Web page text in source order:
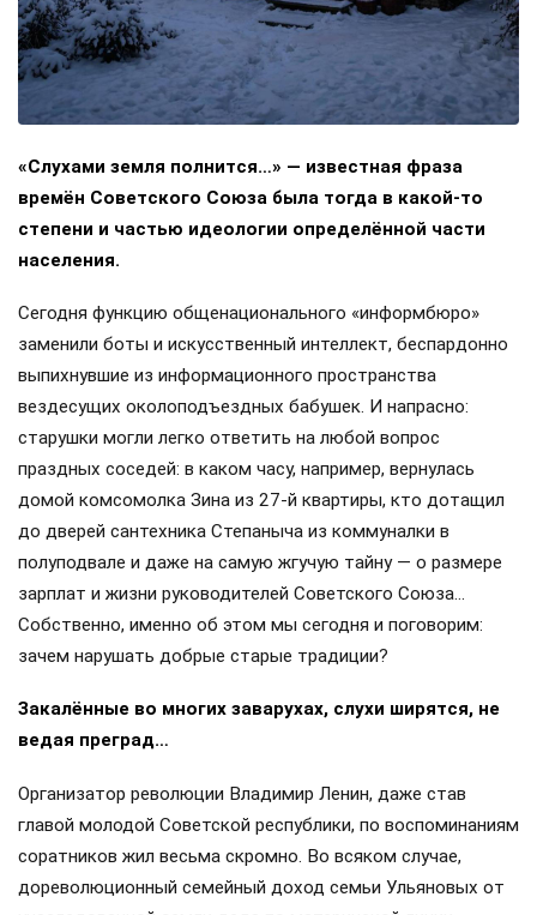
«Слухами земля полнится…» — известная фраза
времён Советского Союза была тогда в какой-то
степени и частью идеологии определённой части
населения.
Сегодня функцию общенационального «информбюро»
заменили боты и искусственный интеллект, беспардонно
выпихнувшие из информационного пространства
вездесущих околоподъездных бабушек. И напрасно:
старушки могли легко ответить на любой вопрос
праздных соседей: в каком часу, например, вернулась
домой комсомолка Зина из 27-й квартиры, кто дотащил
до дверей сантехника Степаныча из коммуналки в
полуподвале и даже на самую жгучую тайну — о размере
зарплат и жизни руководителей Советского Союза…
Собственно, именно об этом мы сегодня и поговорим:
зачем нарушать добрые старые традиции?
Закалённые во многих заварухах, слухи ширятся, не
ведая преград…
Организатор революции Владимир Ленин, даже став
главой молодой Советской республики, по воспоминаниям
соратников жил весьма скромно. Во всяком случае,
дореволюционный семейный доход семьи Ульяновых от